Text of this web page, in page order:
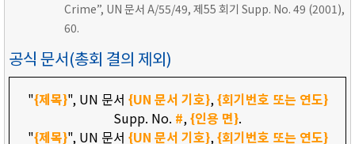
Crime”, UN 문서 A/55/49, 제55 회기 Supp. No. 49 (2001),
60.
공식 문서(총회 결의 제외)
"{제목}", UN 문서 {UN 문서 기호},{회기번호 또는 연도}
Supp. No. #,{인용 면}.
"{제목}", UN 문서 {UN 문서 기호},{회기번호 또는 연도}